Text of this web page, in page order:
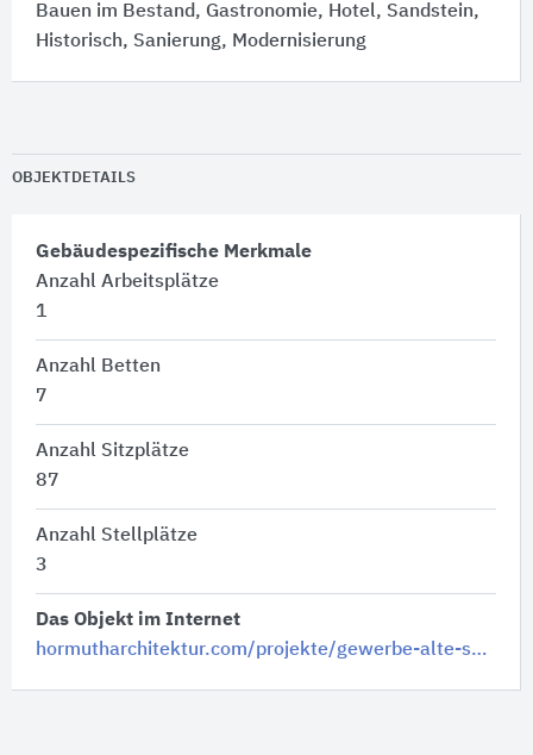
Bauen im Bestand, Gastronomie, Hotel, Sandstein,
Historisch, Sanierung, Modernisierung
OBJEKTDETAILS
Gebäudespezifische Merkmale
Anzahl Arbeitsplätze
1
Anzahl Betten
7
Anzahl Sitzplätze
87
Anzahl Stellplätze
3
Das Objekt im Internet
hormutharchitektur.com/projekte/gewerbe-alte-schule/